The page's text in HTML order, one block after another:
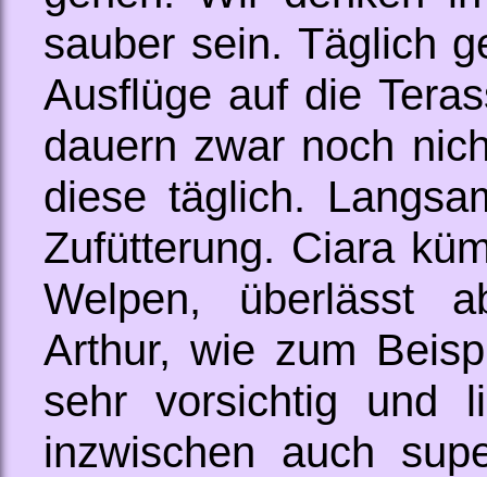
sauber sein. Täglich
Ausflüge auf die
dauern zwar noch
diese täglich.
Zufütterung. Ciara
Welpen, überlässt
Arthur, wie zum
sehr vorsichtig und
inzwischen auch